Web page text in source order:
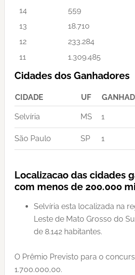
14
559
13
18.710
12
233.284
11
1.309.485
Cidades dos Ganhadores
CIDADE UF
Selvíria MS 1
São Paulo SP 1
Localizacao das cidades
com menos de 200.000
Selvíria esta localizada na
Leste de Mato Grosso do
de 8.142 habitantes.
O Prêmio Previsto para o
1.700.000,00.